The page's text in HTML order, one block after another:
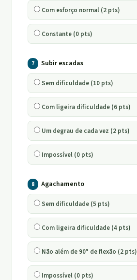
Com esforço normal (2 pts)
Constante (0 pts)
7 Subir escadas
Sem dificuldade (10 pts)
Com ligeira dificuldade (6 pts)
Um degrau de cada vez (2 pts)
Impossível (0 pts)
8 Agachamento
Sem dificuldade (5 pts)
Com ligeira dificuldade (4 pts)
Não além de 90° de flexão (2 pts)
Impossível (0 pts)